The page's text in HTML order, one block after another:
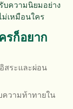
บความนิยมอย่าง
ม่เหมือนใคร
รก็อยาก
สระและผ่อน
ความท้าทายใน